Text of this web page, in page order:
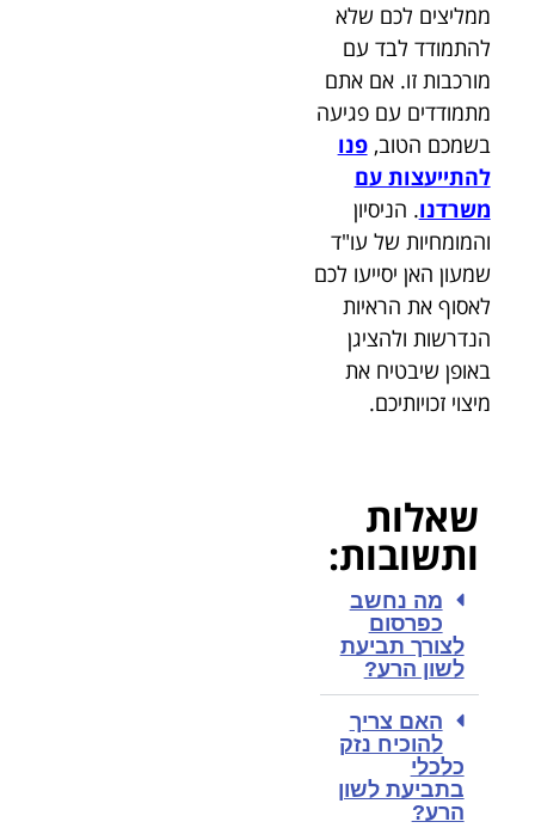
ממליצים לכם שלא
להתמודד לבד עם
מורכבות זו. אם אתם
מתמודדים עם פגיעה
בשמכם הטוב,פנו
להתייעצות עם
משרדנו. הניסיון
והמומחיות של עו"ד
שמעון האן יסייעו לכם
לאסוף את הראיות
הנדרשות ולהציגן
באופן שיבטיח את
מיצוי זכויותיכם.
שאלות
ותשובות:
מה נחשב
כפרסום
לצורך תביעת
לשון הרע?
האם צריך
להוכיח נזק
כלכלי
בתביעת לשון
הרע?